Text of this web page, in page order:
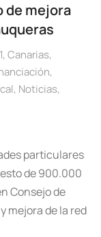
de mejora
, Canarias,
,
, Noticias,
particulares
de 900.000
Consejo de
mejora de la red